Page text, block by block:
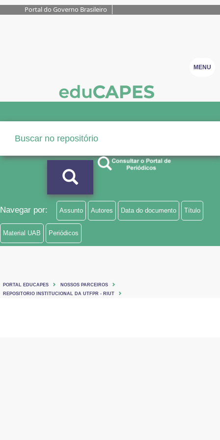
Portal do Governo Brasileiro
MENU
Navegar por: Assunto Autores Data do documento Título
Material UAB Periódicos
PORTAL EDUCAPES
NOSSOS PARCEIROS
REPOSITORIO INSTITUCIONAL DA UTFPR - RIUT